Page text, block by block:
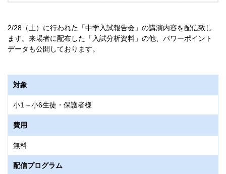
2/28（土）に行われた「中学入試報告会」の講演内容を配信致し
ます。来場者に配布した「入試分析資料」の他、パワーポイント
データも公開しております。
対象
小1～小6生徒・保護者様
費用
無料
配信プログラム